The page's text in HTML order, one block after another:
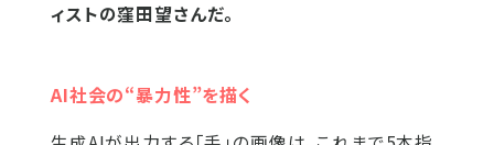
ィストの窪田望さんだ。
AI社会の“暴力性”を描く